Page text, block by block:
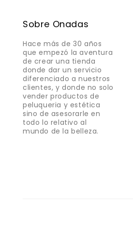
Sobre Onadas
Hace más de 30 años
que empezó la aventura
de crear una tienda
donde dar un servicio
diferenciado a nuestros
clientes, y donde no solo
vender productos de
peluqueria y estética
sino de asesorarle en
todo lo relativo al
mundo de la belleza.